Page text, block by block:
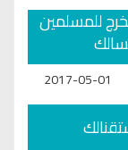
للمسلمين
2017-05-01